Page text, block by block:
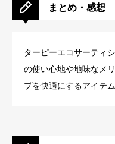
まとめ・感想
ターピーエコサーティ
の使い心地や地味なメ
プを快適にするアイテ